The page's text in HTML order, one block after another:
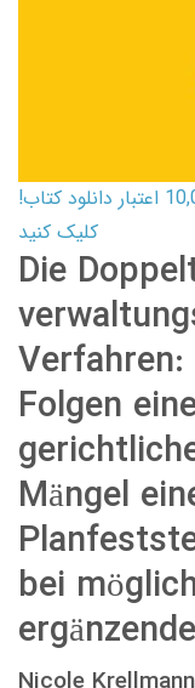
کارت اعتباری کتاب دانلود با 10,000,000 اعتبار دانلود کتاب!
کلیک کنید
Die
Folgen
Mängel
bei